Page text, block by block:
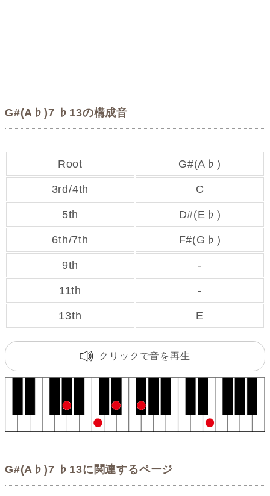
G#(A♭)7 ♭13の構成音
Root G#(A♭)
3rd/4th C
5th D#(E♭)
6th/7th F#(G♭)
9th -
11th -
13th E
クリックで音を再生
G#(A♭)7 ♭13に関連するページ